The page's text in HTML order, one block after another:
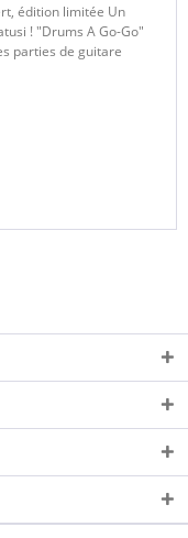
édition limitée Un
! "Drums A Go-Go"
parties de guitare